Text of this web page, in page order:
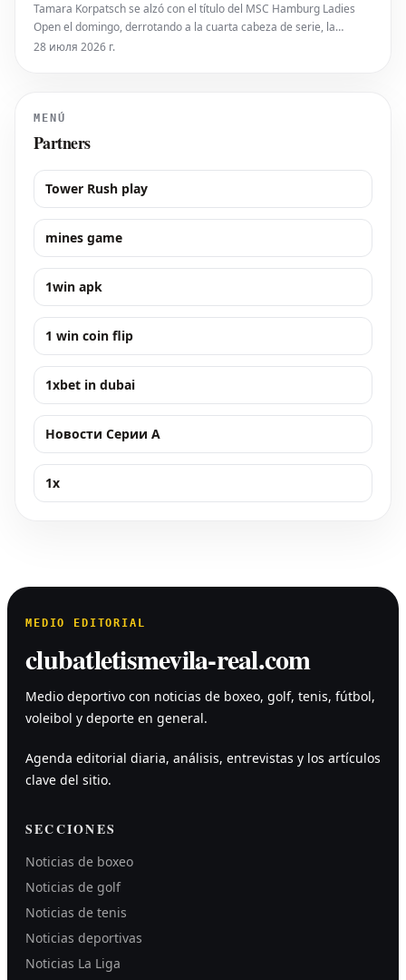
Tamara Korpatsch se alzó con el título del MSC Hamburg Ladies
Open el domingo, derrotando a la cuarta cabeza de serie, la
húngara Anna Bondar, por 6-3, 6-3 en la final. Con esta victoria,
28 июля 2026 г.
MENÚ
Partners
Tower Rush play
mines game
1win apk
1 win coin flip
1xbet in dubai
Новости Серии А
1x
MEDIO EDITORIAL
clubatletismevila-real.com
Medio deportivo con noticias de boxeo, golf, tenis, fútbol,
voleibol y deporte en general.
Agenda editorial diaria, análisis, entrevistas y los artículos
clave del sitio.
SECCIONES
Noticias de boxeo
Noticias de golf
Noticias de tenis
Noticias deportivas
Noticias La Liga